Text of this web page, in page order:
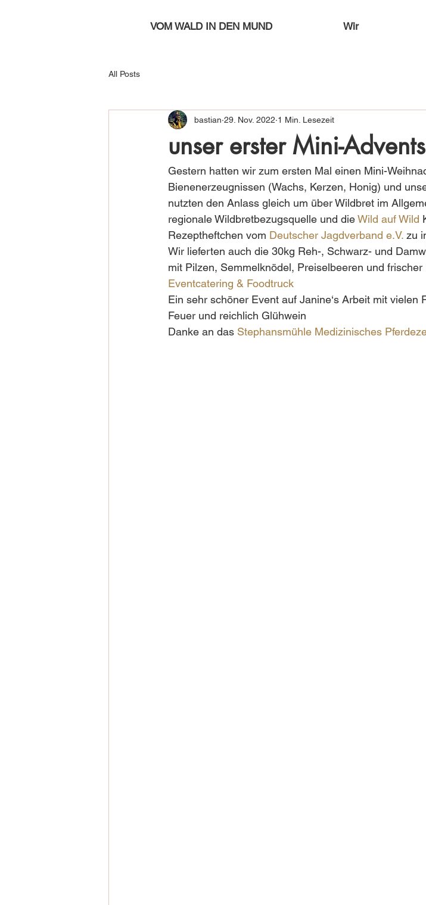
VOM WALD IN DEN MUND Wir
All Posts
unser erster Mini-
bastian 29. Nov. 2022 1 Min. Lesezeit
Gestern hatten wir zum ersten Mal einen Mini-
Bienenerzeugnissen (Wachs, Kerzen, Honig) und
nutzten den Anlass gleich um über Wildbret im
regionale Wildbretbezugsquelle und die Wild auf Wild
Rezeptheftchen vom Deutscher Jagdverband e.V. zu
Wir lieferten auch die 30kg Reh-, Schwarz- und
mit Pilzen, Semmelknödel, Preiselbeeren und
Eventcatering & Foodtruck
Ein sehr schöner Event auf Janine‘s Arbeit mit vielen
Feuer und reichlich Glühwein
Danke an das Stephansmühle Medizinisches